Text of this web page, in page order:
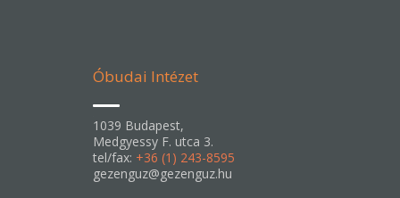
Óbudai Intézet
1039 Budapest,
Medgyessy F. utca 3.
tel/fax: +36 (1) 243-8595
gezenguz@gezenguz.hu